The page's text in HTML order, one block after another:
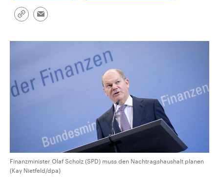
Wahl.
Audio-Archiv
Link
Email
Finanzminister Olaf Scholz (SPD) muss den Nachtragshaushalt planen
(Kay Nietfeld/dpa)